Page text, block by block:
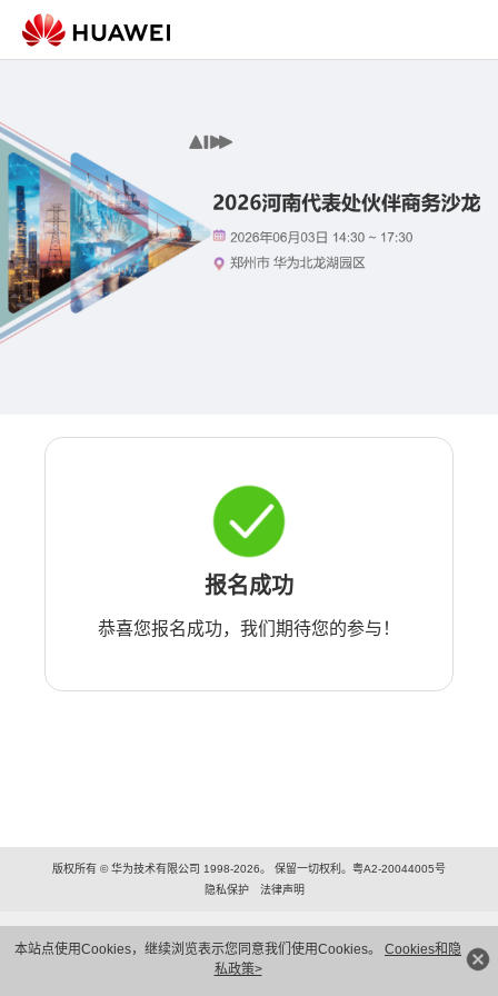
本站点使用Cookies，继续浏览表示您同意我们使用Cookies。 Cookies和隐
私政策>
报名成功
恭喜您报名成功，我们期待您的参与！
版权所有 © 华为技术有限公司 1998-2026。 保留一切权利。粤A2-20044005号
隐私保护
法律声明